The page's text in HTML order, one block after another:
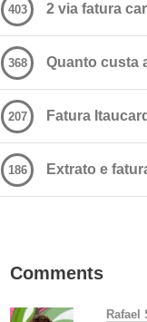
2 via fatura
403
Quanto custa
368
Fatura
207
Extrato e
186
Comments
Rafael